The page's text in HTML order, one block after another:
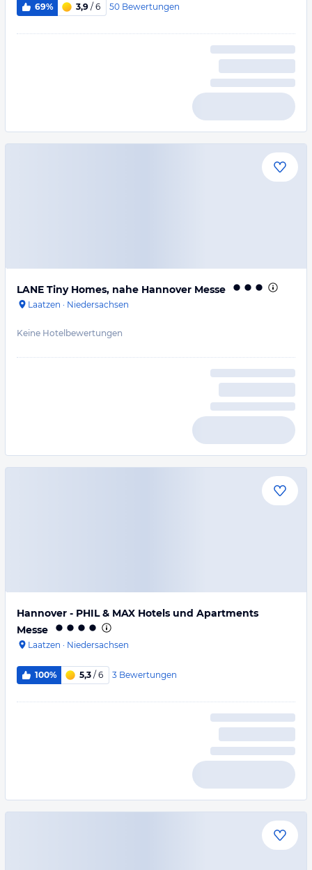
69% 3,9 / 6 50 Bewertungen
LANE Tiny Homes, nahe Hannover Messe
Laatzen · Niedersachsen
Keine Hotelbewertungen
Hannover - PHIL & MAX Hotels und Apartments
Messe
Laatzen · Niedersachsen
100% 5,3 / 6 3 Bewertungen